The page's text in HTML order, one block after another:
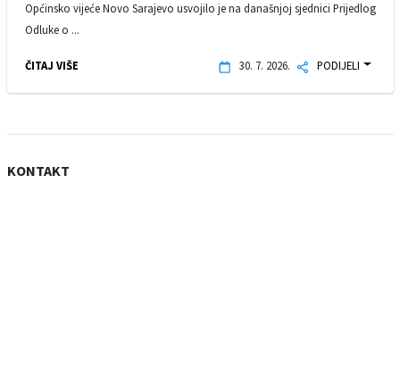
Općinsko vijeće Novo Sarajevo usvojilo je na današnjoj sjednici Prijedlog
Odluke o ...
ČITAJ VIŠE 30. 7. 2026. PODIJELI
KONTAKT